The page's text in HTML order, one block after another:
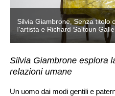
Silvia Giambrone, Senza titolo
l'artista e Richard Saltoun
Silvia Giambrone esplora
relazioni umane
Un uomo dai modi gentili e